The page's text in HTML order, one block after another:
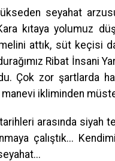
seyahat
kıtaya yolumuz
attık, süt keçisi
Ribat İnsani
Çok zor şartlarda
ikliminden
arasında siyah
çalıştık...